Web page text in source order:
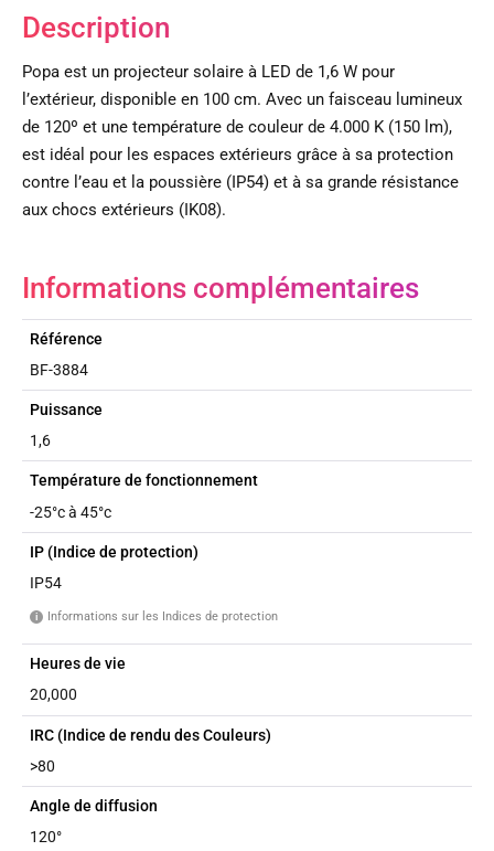
Description
Popa est un projecteur solaire à LED de 1,6 W pour
l’extérieur, disponible en 100 cm. Avec un faisceau lumineux
de 120º et une température de couleur de 4.000 K (150 lm),
est idéal pour les espaces extérieurs grâce à sa protection
contre l’eau et la poussière (IP54) et à sa grande résistance
aux chocs extérieurs (IK08).
Informations complémentaires
Référence
BF-3884
Puissance
1,6
Température de fonctionnement
-25°c à 45°c
IP (Indice de protection)
IP54
i Informations sur les Indices de protection
Heures de vie
20,000
IRC (Indice de rendu des Couleurs)
>80
Angle de diffusion
120°